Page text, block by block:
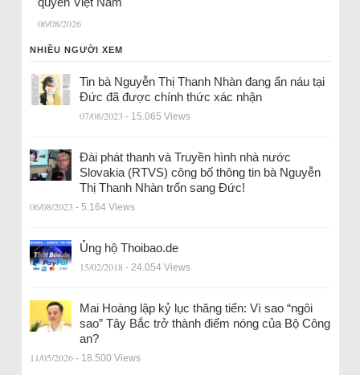
06/08/2026
NHIỀU NGƯỜI XEM
Tin bà Nguyễn Thị Thanh Nhàn đang ẩn náu tại
Đức đã được chính thức xác nhận
07/08/2023 - 15.065 Views
Đài phát thanh và Truyền hình nhà nước
Slovakia (RTVS) công bố thông tin bà Nguyễn
Thị Thanh Nhàn trốn sang Đức!
06/08/2023 - 5.164 Views
Ủng hộ Thoibao.de
15/02/2018 - 24.054 Views
Mai Hoàng lập kỷ lục thăng tiến: Vì sao “ngôi
sao” Tây Bắc trở thành điểm nóng của Bộ Công
an?
11/05/2026 - 18.500 Views